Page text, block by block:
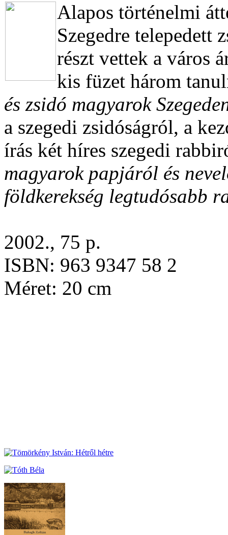
Alapos történelmi
Szegedre telepedett
részt vettek a város
kis füzet három
és zsidó magyarok
a szegedi zsidóságról, a
írás két híres szegedi
magyarok papjáról és
földkerekség legtudósabb
2002., 75 p.
ISBN: 963 9347 58 2
Méret: 20 cm